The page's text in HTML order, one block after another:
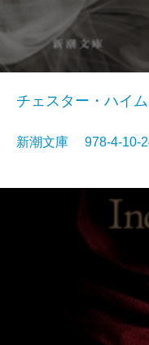
チェスター・ハイ
新潮文庫 978-4-